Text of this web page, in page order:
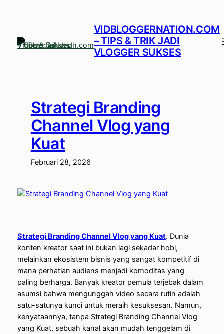
VIDBLOGGERNATION.COM
– TIPS & TRIK JADI
VLOGGER SUKSES
Strategi Branding
Channel Vlog yang
Kuat
Februari 28, 2026
Strategi Branding Channel Vlog yang Kuat. Dunia
konten kreator saat ini bukan lagi sekadar hobi,
melainkan ekosistem bisnis yang sangat kompetitif di
mana perhatian audiens menjadi komoditas yang
paling berharga. Banyak kreator pemula terjebak dalam
asumsi bahwa mengunggah video secara rutin adalah
satu-satunya kunci untuk meraih kesuksesan. Namun,
kenyataannya, tanpa Strategi Branding Channel Vlog
yang Kuat, sebuah kanal akan mudah tenggelam di